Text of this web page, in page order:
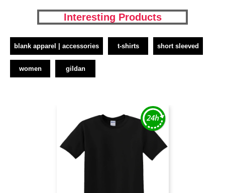
Interesting Products
blank apparel | accessories t-shirts short sleeved
women gildan